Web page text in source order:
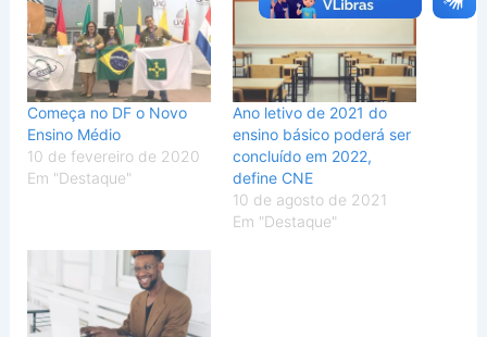
Começa no DF o Novo
Ensino Médio
10 de fevereiro de 2020
Em "Destaque"
Ano letivo de 2021 do
ensino básico poderá ser
concluído em 2022,
define CNE
10 de agosto de 2021
Em "Destaque"